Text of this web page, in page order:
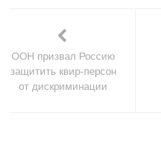
ООН призвал Россию
защитить квир-персон
от дискриминации